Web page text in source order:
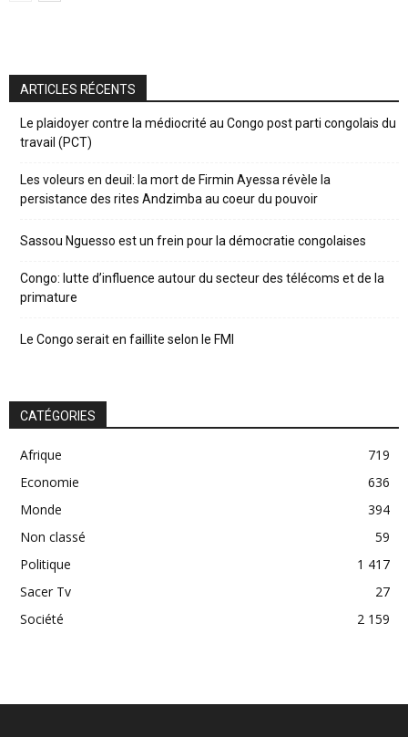
ARTICLES RÉCENTS
Le plaidoyer contre la médiocrité au Congo post parti congolais du
travail (PCT)
Les voleurs en deuil: la mort de Firmin Ayessa révèle la
persistance des rites Andzimba au coeur du pouvoir
Sassou Nguesso est un frein pour la démocratie congolaises
Congo: lutte d’influence autour du secteur des télécoms et de la
primature
Le Congo serait en faillite selon le FMI
CATÉGORIES
Afrique
719
Economie
636
Monde
394
Non classé
59
Politique
1 417
Sacer Tv
27
Société
2 159